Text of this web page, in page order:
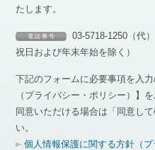
たします。
電 話 番 号 03-5718-1250（代
祝日および年末年始を除く）
下記のフォームに必要事項を入
（プライバシー・ポリシー）】を
同意いただける場合は「同意し
い。
個人情報保護に関する方針（